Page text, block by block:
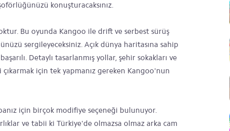
konuşturacaksınız.
Bu oyunda Kangoo ile drift ve serbest sürüş
sergileyeceksiniz. Açık dünya haritasına sahip
Detaylı tasarlanmış yollar, şehir sokakları ve
için tek yapmanız gereken Kangoo'nun
için birçok modifiye seçeneği bulunuyor.
ve tabii ki Türkiye'de olmazsa olmaz arka cam